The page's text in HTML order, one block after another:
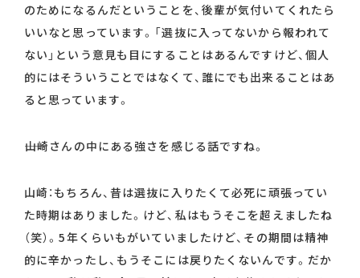
のためになるんだということを、後輩が気付いてくれたら
いいなと思っています。「選抜に入ってないから報われて
ない」という意見も目にすることはあるんですけど、個人
的にはそういうことではなくて、誰にでも出来ることはあ
ると思っています。
――山崎さんの中にある強さを感じる話ですね。
山崎：もちろん、昔は選抜に入りたくて必死に頑張ってい
た時期はありました。けど、私はもうそこを超えましたね
（笑）。5年くらいもがいていましたけど、その期間は精神
的に辛かったし、もうそこには戻りたくないんです。だか